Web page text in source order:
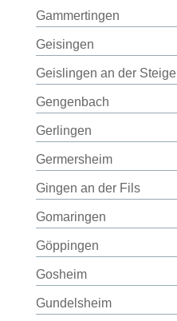
Gammertingen
Geisingen
Geislingen an der Steige
Gengenbach
Gerlingen
Germersheim
Gingen an der Fils
Gomaringen
Göppingen
Gosheim
Gundelsheim